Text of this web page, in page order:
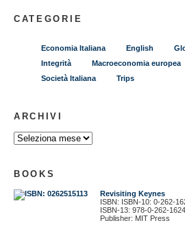
CATEGORIE
Economia Italiana English
Integrità
Macroeconomia europea
Società Italiana
Trips
ARCHIVI
BOOKS
Revisiting Keynes
ISBN: ISBN-10: 0-262-
ISBN-13: 978-0-262-
Publisher: MIT Press